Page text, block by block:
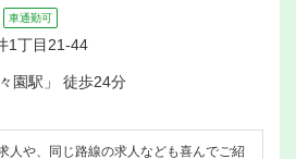
車通勤可
1丁目21-44
園駅」 徒歩24分
人や、同じ路線の求人なども喜んでご紹